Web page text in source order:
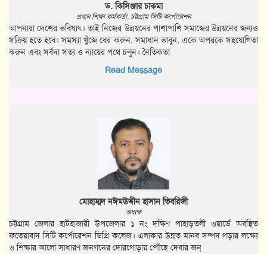
ড. কিসিঞ্জার চাকমা
প্রধান শিক্ষা কর্মকর্তা, চট্টগ্রাম সিটি কর্পোরেশন
আপনারা দেশের ভবিষ্যৎ। তাই নিজের উন্নয়নের পাশাপাশি সমাজের উন্নয়নের জন্যও
সক্রিয় হতে হবে। সমস্যা খুঁজে বের করুন, সমাধান ভাবুন, একে অপরকে সহযোগিতা
করুন এবং সর্বদা সত্য ও ন্যায়ের পথে চলুন। নৈতিকতা
Read Message
মোহাম্মদ নঈমউদ্দীন হাসান তিবরিজী
অধ্যক্ষ
চট্টগ্রাম জেলার হাটহাজারী উপজেলার ১ নং দক্ষিণ পাহাড়তলী ওয়ার্ডে অবস্থিত
ফতেয়াবাদ সিটি কর্পোরেশন ডিগ্রি কলেজ। এলাকার উন্নত মানব সম্পদ গড়ার লক্ষ্যে
ও শিক্ষার আলো সাধারণ জনগনের দোরগোড়ায় পৌঁছে দেবার জন্